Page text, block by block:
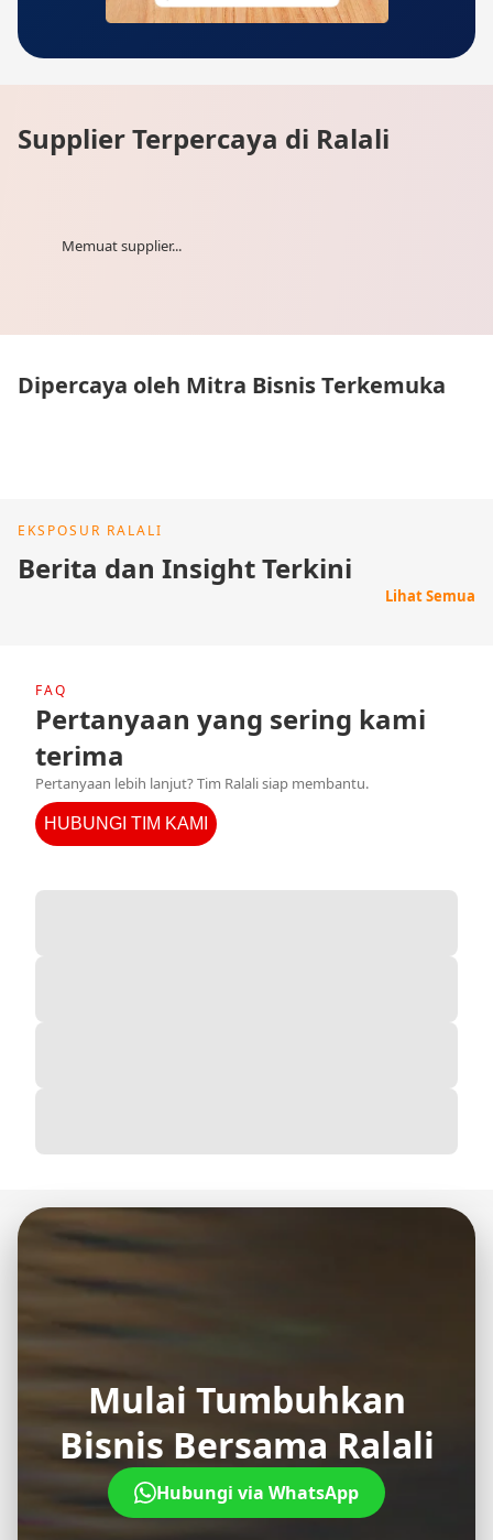
Supplier Terpercaya di Ralali
Memuat supplier...
Dipercaya oleh Mitra Bisnis Terkemuka
EKSPOSUR RALALI
Berita dan Insight Terkini
Lihat Semua
FAQ
Pertanyaan yang sering kami
terima
Pertanyaan lebih lanjut? Tim Ralali siap membantu.
HUBUNGI TIM KAMI
Mulai Tumbuhkan
Bisnis Bersama Ralali
Hubungi via WhatsApp